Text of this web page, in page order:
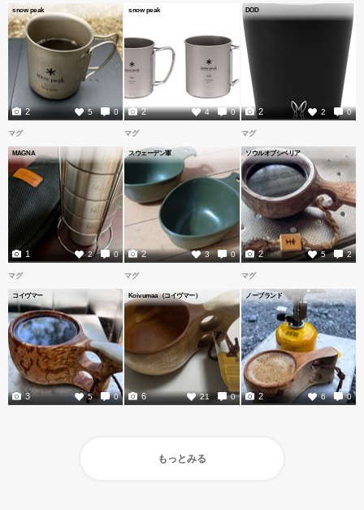
snow peak
5 0
2
snow peak
4 0
2
DOD
2 0
2
マグ
MAGNA
2 0
1
マグ
スウェーデン軍
3 0
2
マグ
ソウルオブシベリア
5 2
2
マグ
コイヴマー
5 0
3
マグ
Koivumaa（コイヴマー）
21 0
6
マグ
ノーブランド
6 0
2
もっとみる